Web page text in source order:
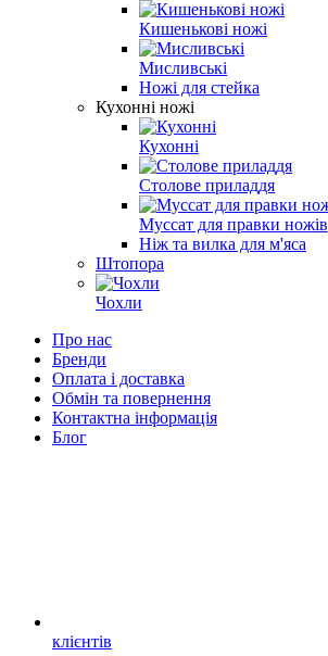
Кишенькові ножі
Мисливські
Ножі для стейка
Кухонні ножі
Кухонні
Столове приладдя
Муссат для правки ножів
Ніж та вилка для м'яса
Штопора
Чохли
Про нас
Бренди
Оплата і доставка
Обмін та повернення
Контактна інформація
Блог
клієнтів